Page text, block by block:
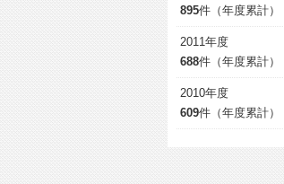
895件（年度累計）
2011年度
688件（年度累計）
2010年度
609件（年度累計）